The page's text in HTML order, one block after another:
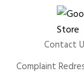
Contact
Complaint